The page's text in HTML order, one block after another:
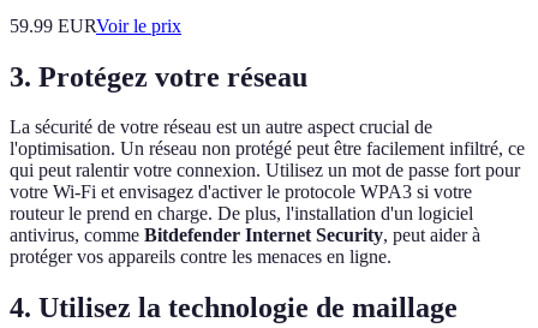
59.99 EURVoir le prix
3. Protégez votre réseau
La sécurité de votre réseau est un autre aspect crucial de
l'optimisation. Un réseau non protégé peut être facilement infiltré, ce
qui peut ralentir votre connexion. Utilisez un mot de passe fort pour
votre Wi-Fi et envisagez d'activer le protocole WPA3 si votre
routeur le prend en charge. De plus, l'installation d'un logiciel
antivirus, comme Bitdefender Internet Security, peut aider à
protéger vos appareils contre les menaces en ligne.
4. Utilisez la technologie de maillage